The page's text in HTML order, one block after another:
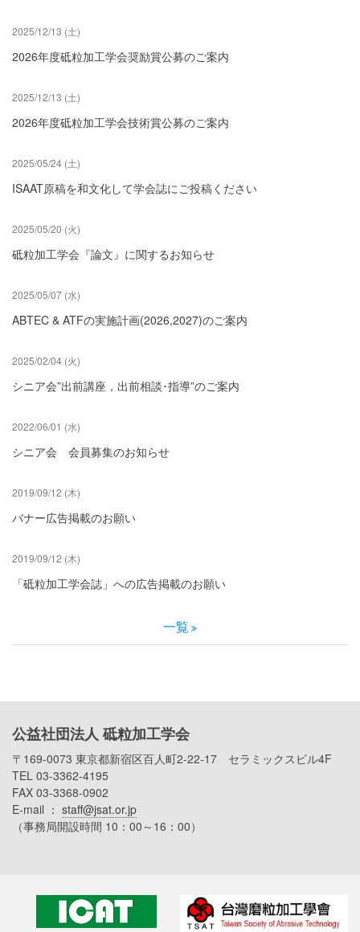
2025/12/13 (土)
2026年度砥粒加工学会奨励賞公募のご案内
2025/12/13 (土)
2026年度砥粒加工学会技術賞公募のご案内
2025/05/24 (土)
ISAAT原稿を和文化して学会誌にご投稿ください
2025/05/20 (火)
砥粒加工学会『論文』に関するお知らせ
2025/05/07 (水)
ABTEC & ATFの実施計画(2026,2027)のご案内
2025/02/04 (火)
シニア会”出前講座，出前相談･指導”のご案内
2022/06/01 (水)
シニア会 会員募集のお知らせ
2019/09/12 (木)
バナー広告掲載のお願い
2019/09/12 (木)
「砥粒加工学会誌」への広告掲載のお願い
一覧
公益社団法人 砥粒加工学会
〒169-0073 東京都新宿区百人町2-22-17 セラミックスビル4F
TEL 03-3362-4195
FAX 03-3368-0902
E-mail ： staff@jsat.or.jp
（事務局開設時間 10：00～16：00）